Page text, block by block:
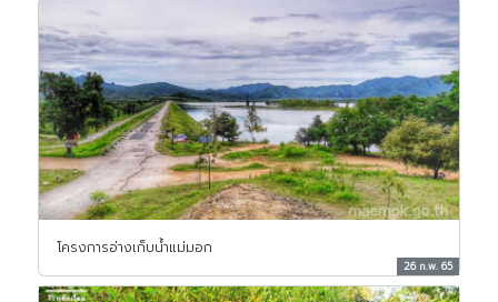
โครงการอ่างเก็บน้ำแม่มอก
26 ก.พ. 65